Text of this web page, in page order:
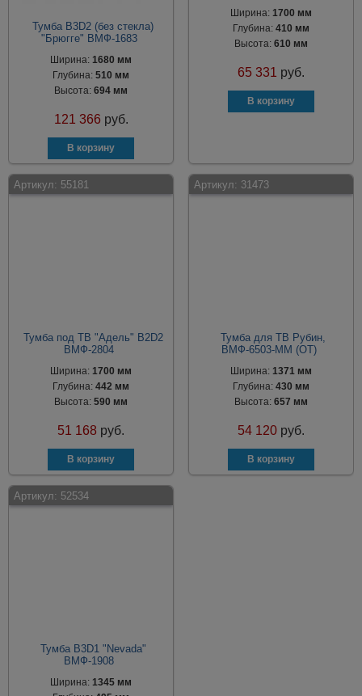
Тумба B3D2 (без стекла)
"Брюгге" ВМФ-1683
Ширина:1680 мм
Глубина:510 мм
Высота:694 мм
121 366 руб.
Ширина: 1700 мм
Глубина: 410 мм
Высота: 610 мм
65 331 руб.
Артикул: 55181
Тумба под ТВ "Адель" B2D2
ВМФ-2804
Ширина:1700 мм
Глубина:442 мм
Высота:590 мм
51 168 руб.
Артикул: 31473
Тумба для ТВ Рубин,
ВМФ-6503-ММ (ОТ)
Ширина: 1371 мм
Глубина: 430 мм
Высота: 657 мм
54 120 руб.
Артикул: 52534
Тумба B3D1 "Nevada"
ВМФ-1908
Ширина:1345 мм